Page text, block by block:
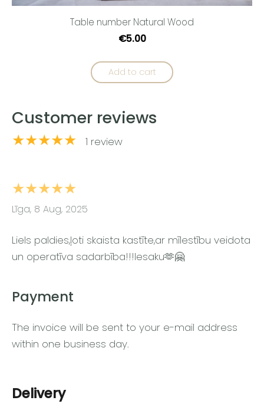
Payment
The invoice will be sent to your e-mail address
within one business day.
Delivery
Table number Natural Wood
€5.00
Add to cart
Customer reviews
★★★★★ 1 review
★★★★★
Līga, 8 Aug, 2025
Liels paldies,ļoti skaista kastīte,ar mīlestību veidota
un operatīva sadarbība!!!Iesaku🫶🤗